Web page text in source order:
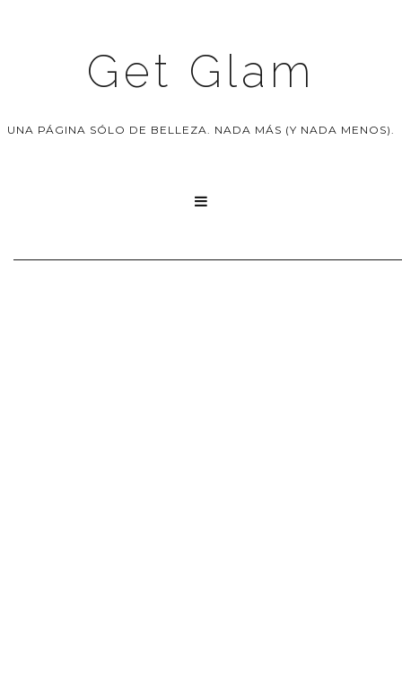
Get Glam
UNA PÁGINA SÓLO DE BELLEZA. NADA MÁS (Y NADA MENOS).
